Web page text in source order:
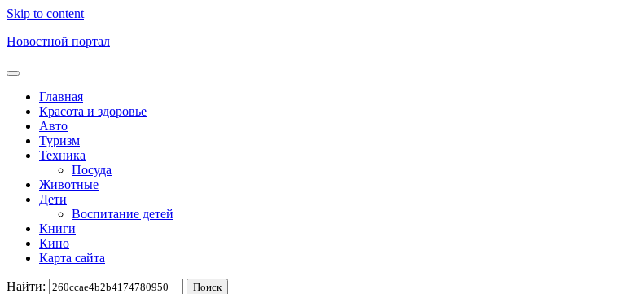
Skip to content
Новостной портал
Главная
Красота и здоровье
Авто
Туризм
Техника
Посуда
Животные
Дети
Воспитание детей
Книги
Кино
Карта сайта
Найти: